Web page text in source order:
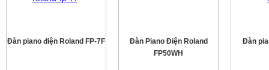
Đàn piano điện Roland FP-7F
Đàn Piano Điện Roland
FP50WH
Đàn